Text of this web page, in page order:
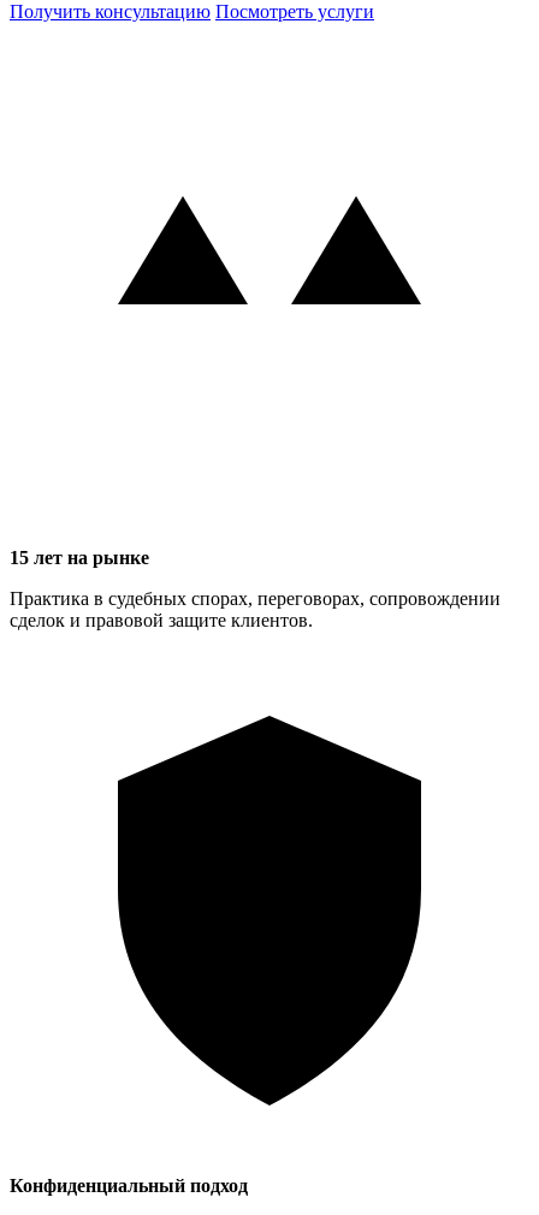
Получить консультацию Посмотреть услуги
15 лет на рынке
Практика в судебных спорах, переговорах, сопровождении
сделок и правовой защите клиентов.
Конфиденциальный подход